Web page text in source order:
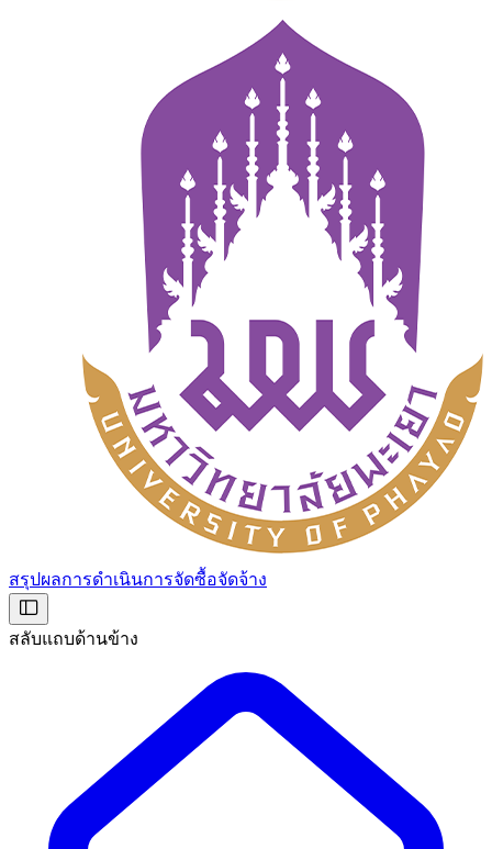
สรุปผลการดำเนินการจัดซื้อจัดจ้าง
สลับแถบด้านข้าง